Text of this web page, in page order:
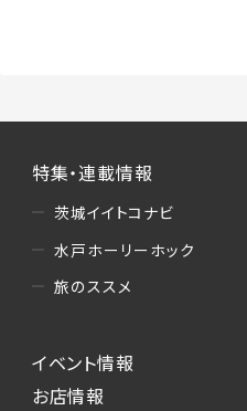
特集・連載情報
茨城イイトコナビ
水戸ホーリーホック
旅のススメ
イベント情報
お店情報